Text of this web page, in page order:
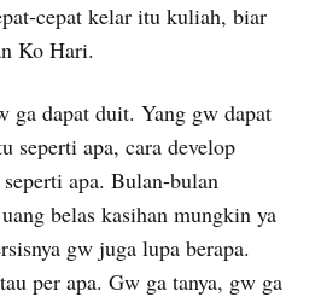
cepat kelar itu kuliah, biar
Ko Hari.
ga dapat duit. Yang gw dapat
seperti apa, cara develop
apa. Bulan-bulan
belas kasihan mungkin ya
gw juga lupa berapa.
per apa. Gw ga tanya, gw ga